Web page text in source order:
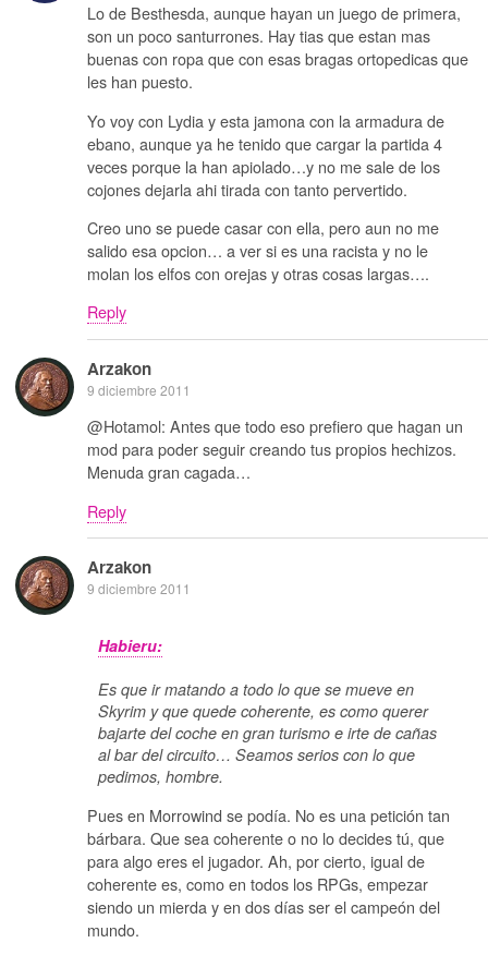
Lo de Besthesda, aunque hayan un juego de primera,
son un poco santurrones. Hay tias que estan mas
buenas con ropa que con esas bragas ortopedicas que
les han puesto.
Yo voy con Lydia y esta jamona con la armadura de
ebano, aunque ya he tenido que cargar la partida 4
veces porque la han apiolado…y no me sale de los
cojones dejarla ahi tirada con tanto pervertido.
Creo uno se puede casar con ella, pero aun no me
salido esa opcion… a ver si es una racista y no le
molan los elfos con orejas y otras cosas largas….
Reply
Arzakon
9 diciembre 2011
@Hotamol: Antes que todo eso prefiero que hagan un
mod para poder seguir creando tus propios hechizos.
Menuda gran cagada…
Reply
Arzakon
9 diciembre 2011
Habieru:
Es que ir matando a todo lo que se mueve en
Skyrim y que quede coherente, es como querer
bajarte del coche en gran turismo e irte de cañas
al bar del circuito… Seamos serios con lo que
pedimos, hombre.
Pues en Morrowind se podía. No es una petición tan
bárbara. Que sea coherente o no lo decides tú, que
para algo eres el jugador. Ah, por cierto, igual de
coherente es, como en todos los RPGs, empezar
siendo un mierda y en dos días ser el campeón del
mundo.